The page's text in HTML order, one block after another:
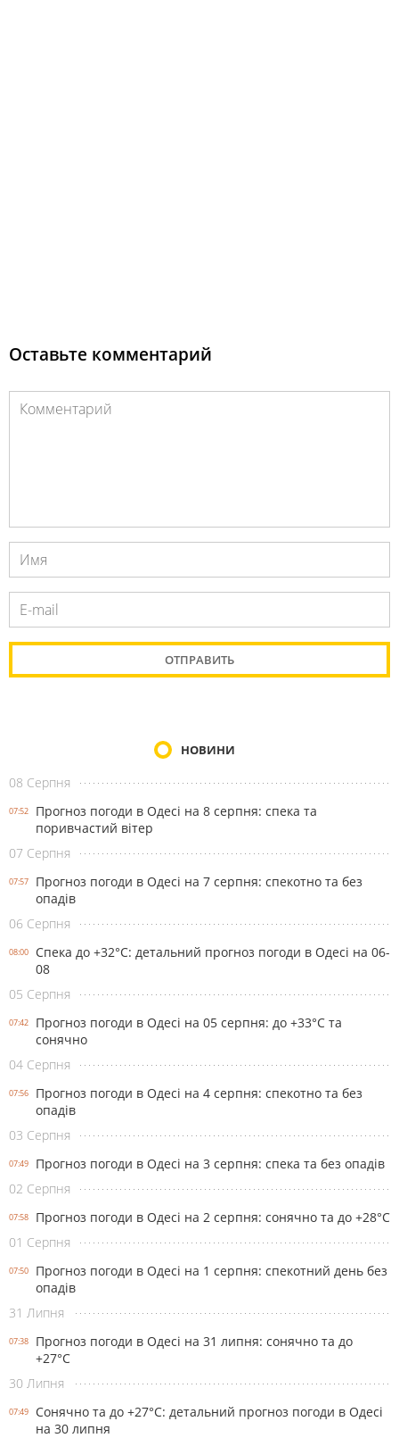
Оставьте комментарий
НОВИНИ
08 Серпня
07:52
Прогноз погоди в Одесі на 8 серпня: спека та
поривчастий вітер
07 Серпня
07:57
Прогноз погоди в Одесі на 7 серпня: спекотно та без
опадів
06 Серпня
08:00
Спека до +32°С: детальний прогноз погоди в Одесі на 06-
08
05 Серпня
07:42
Прогноз погоди в Одесі на 05 серпня: до +33°С та
сонячно
04 Серпня
07:56
Прогноз погоди в Одесі на 4 серпня: спекотно та без
опадів
03 Серпня
07:49
Прогноз погоди в Одесі на 3 серпня: спека та без опадів
02 Серпня
07:58
Прогноз погоди в Одесі на 2 серпня: сонячно та до +28°С
01 Серпня
07:50
Прогноз погоди в Одесі на 1 серпня: спекотний день без
опадів
31 Липня
07:38
Прогноз погоди в Одесі на 31 липня: сонячно та до
+27°С
30 Липня
07:49
Сонячно та до +27°С: детальний прогноз погоди в Одесі
на 30 липня